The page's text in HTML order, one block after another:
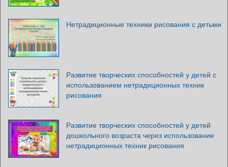
Нетрадиционные техники рисования с детьми
Развитие творческих способностей у детей с
использованием нетрадиционных техник
рисования
Развитие творческих способностей у детей
дошкольного возраста через использование
нетрадиционных техник рисования